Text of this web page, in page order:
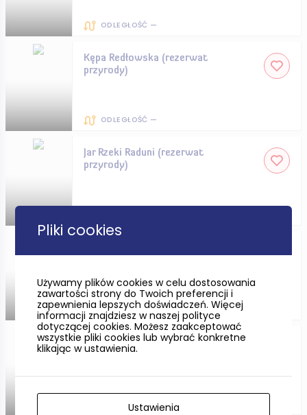
ODLEGŁOŚĆ —
Kępa Redłowska (rezerwat
przyrody)
ODLEGŁOŚĆ —
Jar Rzeki Raduni (rezerwat
przyrody)
ODLEGŁOŚĆ —
Kamienne kręgi w Węsiorach
(rezerwat przyrody)
Pliki cookies
Używamy plików cookies w celu dostosowania
zawartości strony do Twoich preferencji i
zapewnienia lepszych doświadczeń. Więcej
informacji znajdziesz w naszej polityce
dotyczącej cookies. Możesz zaakceptować
wszystkie pliki cookies lub wybrać konkretne
klikając w ustawienia.
Ustawienia